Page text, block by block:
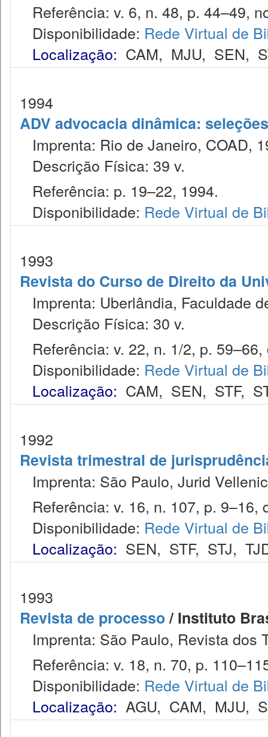
Referência: v. 6, n. 48, p. 44–49,
Disponibilidade: Rede Virtual de
Localização: CAM, MJU, SEN,
1994
ADV advocacia dinâmica:
Imprenta: Rio de Janeiro, COAD,
Descrição Física: 39 v.
Referência: p. 19–22, 1994.
Disponibilidade: Rede Virtual de
1993
Revista do Curso de Direito da
Imprenta: Uberlândia, Faculdade
Descrição Física: 30 v.
Referência: v. 22, n. 1/2, p.
Disponibilidade: Rede Virtual de
Localização: CAM, SEN, STF,
1992
Revista trimestral de
Imprenta: São Paulo, Jurid
Referência: v. 16, n. 107, p. 9–16,
Disponibilidade: Rede Virtual de
Localização: SEN, STF, STJ,
1993
Revista de processo/ Instituto
Imprenta: São Paulo, Revista dos
Referência: v. 18, n. 70, p.
Disponibilidade: Rede Virtual de
Localização: AGU, CAM, MJU,